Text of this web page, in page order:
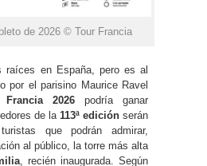
de 2026 © Tour Francia
raíces en España, pero es al
por el parisino Maurice Ravel
2026 podría ganar
de la 113ª edición serán
que podrán admirar,
al público, la torre más alta
, recién inaugurada. Según